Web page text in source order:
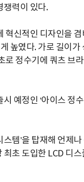
쟁력이 있다.
혁신적인 디자인을
높였다. 가로 길이
로 정수기에 쿼츠 브
예정인 ‘아이스 정
템’을 탑재해 언제
초 도입한 LCD 디